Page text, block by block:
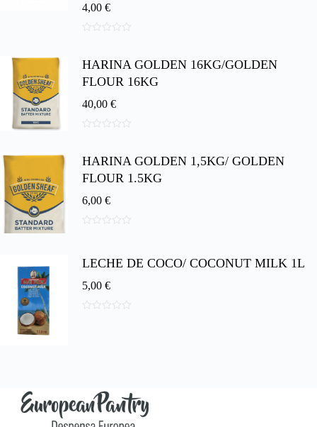
4,00 €
e
HARINA GOLDEN 16KG/GOLDEN
FLOUR 16KG
40,00 €
e
HARINA GOLDEN 1,5KG/ GOLDEN
FLOUR 1.5KG
6,00 €
5
LECHE DE COCO/ COCONUT MILK 1L
5,00 €